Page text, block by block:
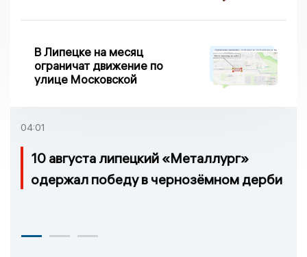
Липецке в 2026 году
В Липецке на месяц
ограничат движение по
улице Московской
04:01
10 августа липецкий «Металлург»
одержал победу в чернозёмном дерби